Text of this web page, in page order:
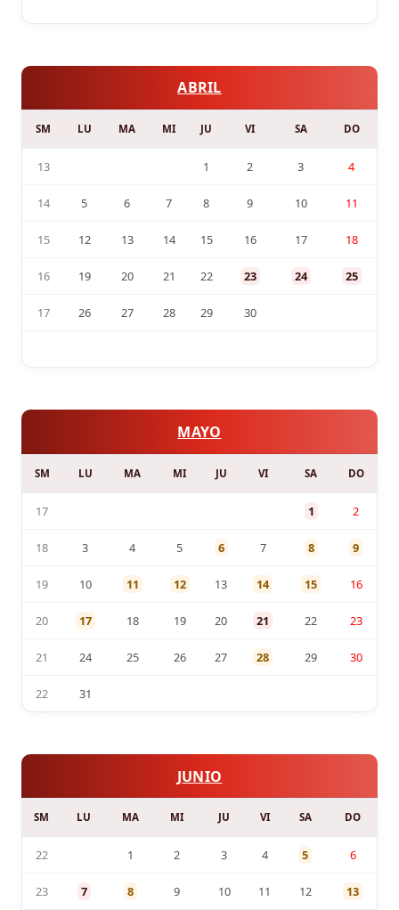
ABRIL
SM LU MA MI JU VI SA DO
13 1 2 3 4
14 5 6 7 8 9 10 11
15 12 13 14 15 16 17 18
16 19 20 21 22 23 24 25
17 26 27 28 29 30
MAYO
SM LU MA MI JU VI SA DO
17 1 2
18 3 4 5 6 7 8 9
19 10 11 12 13 14 15 16
20 17 18 19 20 21 22 23
21 24 25 26 27 28 29 30
22 31
JUNIO
SM LU MA MI JU VI SA DO
22 1 2 3 4 5 6
23 7 8 9 10 11 12 13